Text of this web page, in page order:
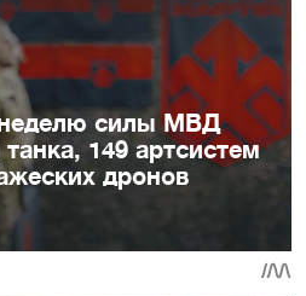
силы МВД
149 артсистем
дронов